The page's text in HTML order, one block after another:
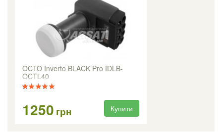
OCTO Inverto BLACK Pro IDLB-
OCTL40
1250 грн Купити